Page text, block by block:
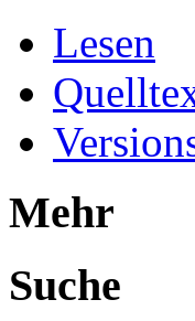
Lesen
Mehr
Suche